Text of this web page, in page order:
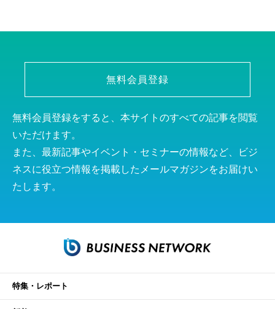
無料会員登録
無料会員登録をすると、本サイトのすべての記事を閲覧
いただけます。
また、最新記事やイベント・セミナーの情報など、ビジ
ネスに役立つ情報を掲載したメールマガジンをお届けい
たします。
特集・レポート